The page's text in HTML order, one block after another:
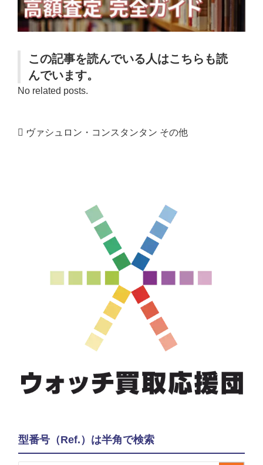
この記事を読んでいる人はこちらも読
んでいます。
No related posts.
ヴァシュロン・コンスタンタン その他
型番号（Ref.）は半角で検索